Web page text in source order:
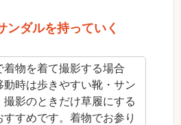
ンダルを持っていく
着物を着て撮影する場合
動時は歩きやすい靴・サン
撮影のときだけ草履にする
すすめです。着物でお参り